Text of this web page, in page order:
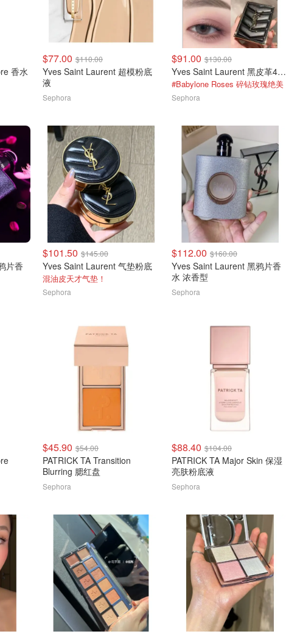
香水
$77.00 $110.00
Yves Saint Laurent 超模粉底
液
Sephora
$91.00 $130.00
Yves Saint Laurent 黑皮革4色眼影
#Babylone Roses 碎钻玫瑰绝美
Sephora
片香
$101.50 $145.00
Yves Saint Laurent 气垫粉底
混油皮天才气垫！
Sephora
$112.00 $160.00
Yves Saint Laurent 黑鸦片香
水 浓香型
Sephora
$45.90 $54.00
PATRICK TA Transition
Blurring 腮红盘
Sephora
$88.40 $104.00
PATRICK TA Major Skin 保湿
亮肤粉底液
Sephora